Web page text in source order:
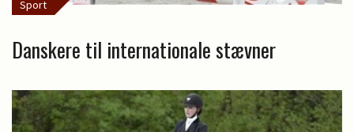
Sport
Danskere til internationale stævner